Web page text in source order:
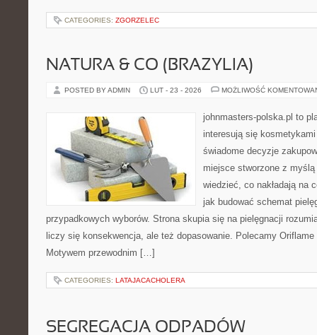
CATEGORIES: ZGORZELEC
NATURA & CO (BRAZYLIA)
POSTED BY ADMIN LUT - 23 - 2026 MOŻLIWOŚĆ
johnmasters-polska.pl to
interesują się
świadome decyzje
miejsce stworzone z
wiedzieć, co nakładają na
jak budować schemat
przypadkowych wyborów. Strona skupia się na pielęgnacji
liczy się konsekwencja, ale też dopasowanie. Polecamy
Motywem przewodnim […]
CATEGORIES: LATAJACACHOLERA
SEGREGACJA ODPADÓW